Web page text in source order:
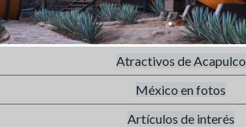
Atractivos de Acapulco
México en fotos
Artículos de interés